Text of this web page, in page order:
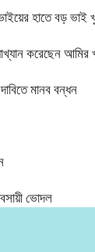
হাতে বড় ভাই
করেছেন আমির
মানব বন্ধন
ভোদল